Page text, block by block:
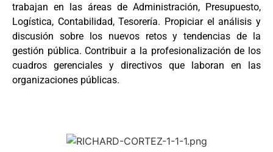
trabajan en las áreas de Administración, Presupuesto,
Logística, Contabilidad, Tesorería. Propiciar el análisis y
discusión sobre los nuevos retos y tendencias de la
gestión pública. Contribuir a la profesionalización de los
cuadros gerenciales y directivos que laboran en las
organizaciones públicas.